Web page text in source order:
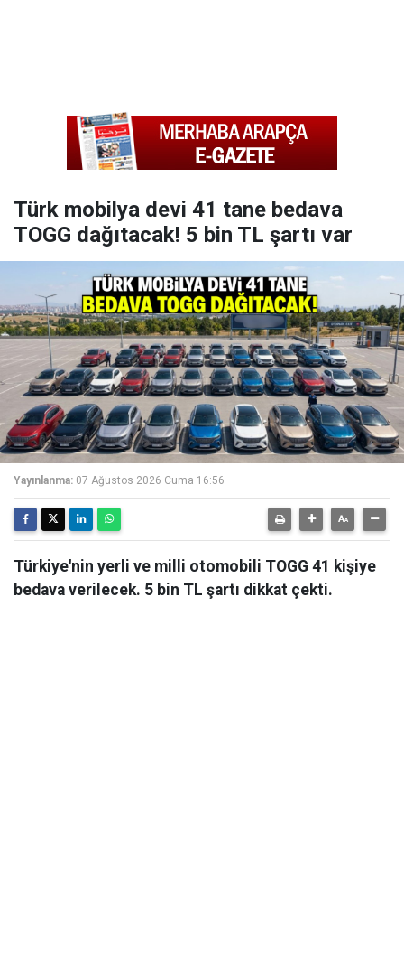
Türk mobilya devi 41 tane bedava
TOGG dağıtacak! 5 bin TL şartı var
Yayınlanma: 07 Ağustos 2026 Cuma 16:56
Türkiye'nin yerli ve milli otomobili TOGG 41 kişiye
bedava verilecek. 5 bin TL şartı dikkat çekti.